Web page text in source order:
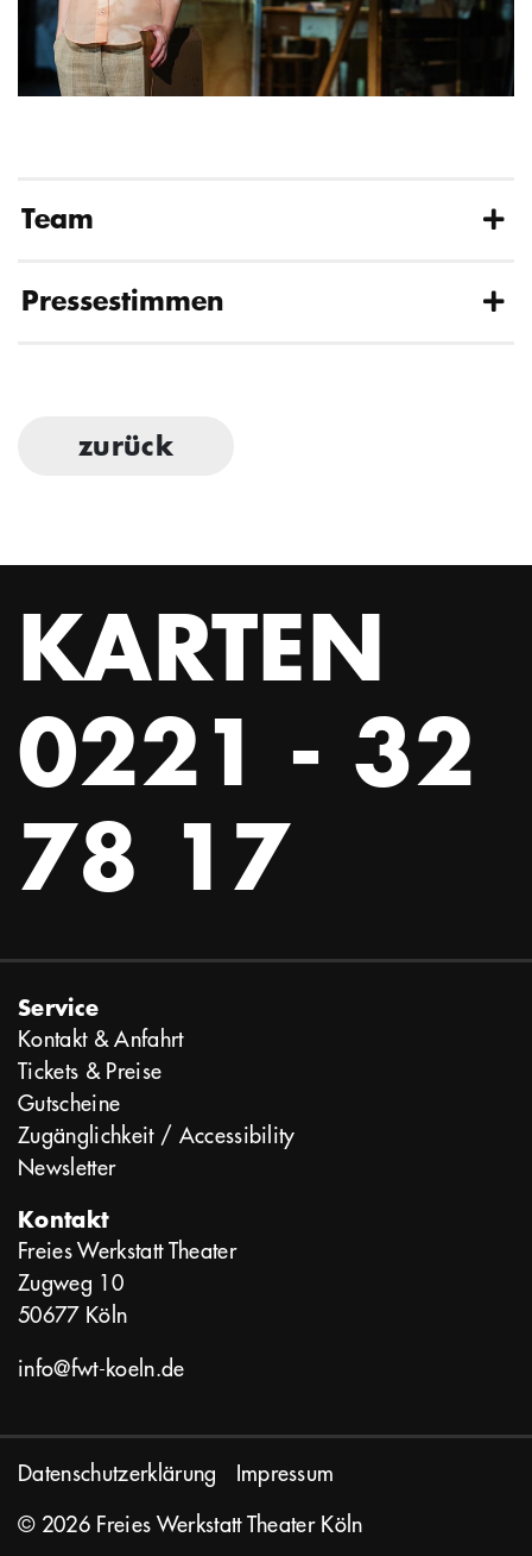
Team
Pressestimmen
zurück
KARTEN
0221 - 32
78 17
Service
Kontakt & Anfahrt
Tickets & Preise
Gutscheine
Zugänglichkeit / Accessibility
Newsletter
Kontakt
Freies Werkstatt Theater
Zugweg 10
50677 Köln
info@fwt-koeln.de
Datenschutzerklärung
Impressum
© 2026 Freies Werkstatt Theater Köln